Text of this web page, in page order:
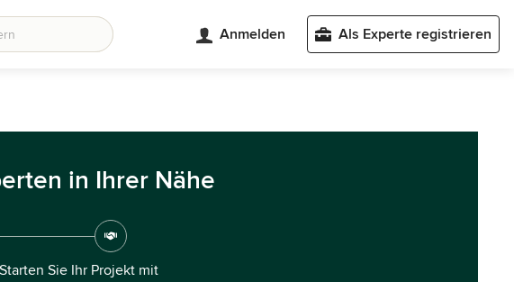
Anmelden Als Experte registrieren
in Ihrer Nähe
Starten Sie Ihr Projekt mit